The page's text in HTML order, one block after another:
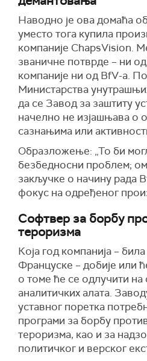
Наводно је ова домаћа
уместо тога купила
компаније ChapsVision.
званичне потврде – ни
компаније ни од BfV-а.
Министарства
да се Завод за заштиту
начелно не изјашњава о
сазнањима или
Образложење: „То би
безбедносни проблем;
закључке о начину рада
фокус на одређеног
Софтвер за борбу
тероризма
Која год компанија –
Француске – добије или
о томе ће се одлучити
аналитичких алата.
уставног поретка
програми за борбу
тероризма, као и за
политичког и верског